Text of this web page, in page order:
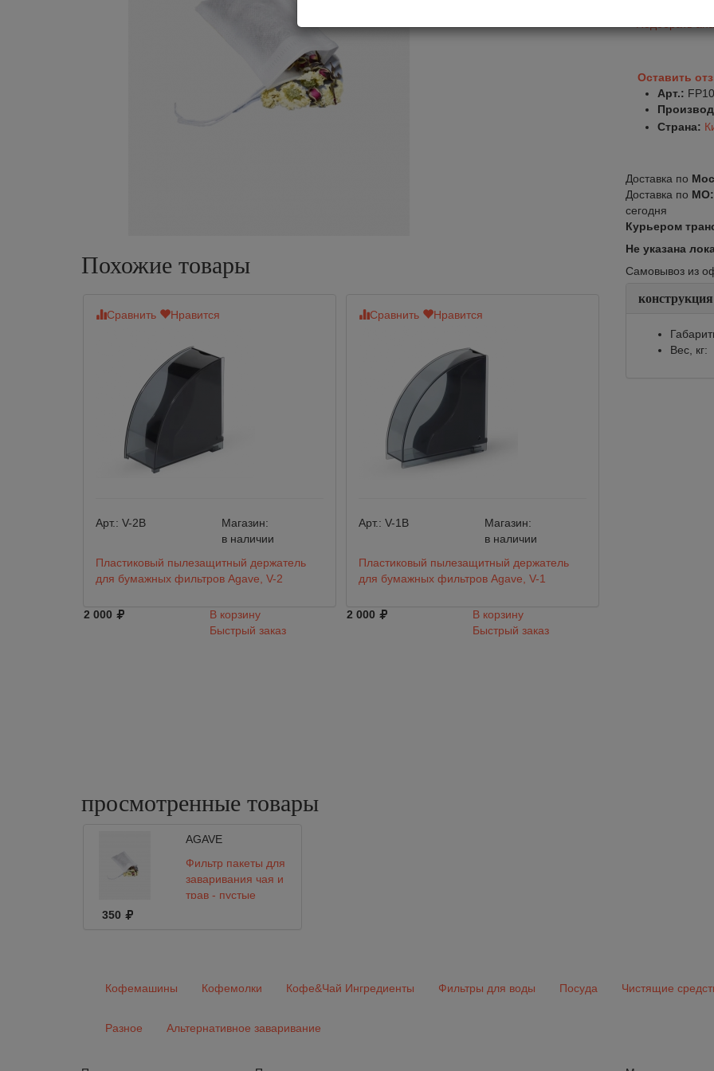
Похожие товары
Сравнить Нравится
Арт.: V-2B
Магазин:
в наличии
Пластиковый пылезащитный держатель
для бумажных фильтров Agave, V-2
2 000
В корзину
Быстрый заказ
Сравнить Нравится
Арт.: V-1B
Магазин:
в наличии
Пластиковый пылезащитный держатель
для бумажных фильтров Agave, V-1
2 000
В корзину
Быстрый заказ
Оставить
Арт.:
Страна:
Доставка по
Доставка по МО:
сегодня
Курьером
Не указана
Самовывоз из
конструкция
Вес, кг:
просмотренные товары
AGAVE
Фильтр пакеты для
заваривания чая и
трав - пустые
350
Кофемашины Кофемолки Кофе&Чай Ингредиенты Фильтры для воды Посуда Чистящие
Разное Альтернативное заваривание